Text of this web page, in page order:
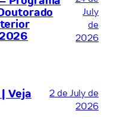
July
de
2026
Veja
2 de July de
2026